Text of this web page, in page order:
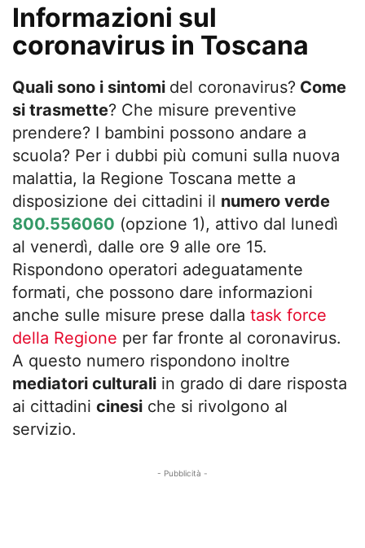
Informazioni sul
coronavirus in Toscana
Quali sono i sintomi del coronavirus? Come
si trasmette? Che misure preventive
prendere? I bambini possono andare a
scuola? Per i dubbi più comuni sulla nuova
malattia, la Regione Toscana mette a
disposizione dei cittadini il numero verde
800.556060 (opzione 1), attivo dal lunedì
al venerdì, dalle ore 9 alle ore 15.
Rispondono operatori adeguatamente
formati, che possono dare informazioni
anche sulle misure prese dalla task force
della Regione per far fronte al coronavirus.
A questo numero rispondono inoltre
mediatori culturali in grado di dare risposta
ai cittadini cinesi che si rivolgono al
servizio.
- Pubblicità -